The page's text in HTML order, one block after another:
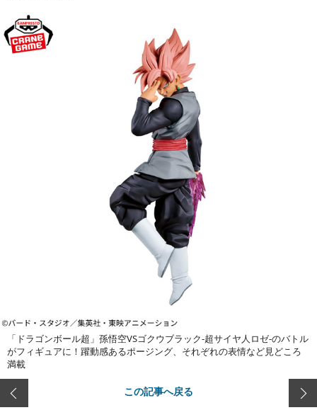
「ドラゴンボール超」孫悟空VSゴクウブラック-超サイヤ人ロゼ-のバトル
がフィギュアに！躍動感あるポージング、それぞれの表情など見どころ
満載
この記事へ戻る